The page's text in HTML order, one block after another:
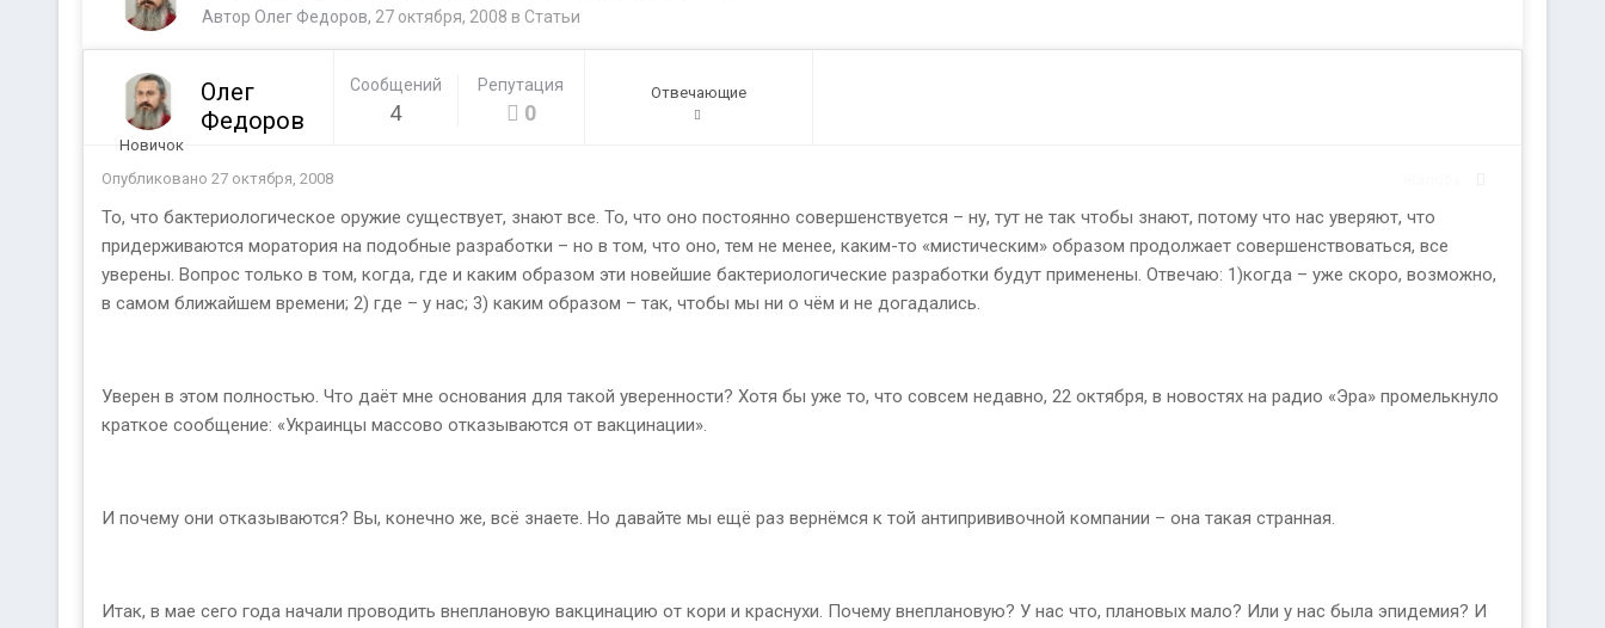
Автор Олег Федоров, 27 октября, 2008 в Статьи
Олег
Федоров
Новичок
Сообщений
4
Репутация
0
Отвечающие
Опубликовано 27 октября, 2008
То, что бактериологическое оружие существует, знают все. То, что оно постоянно совершенствуется – ну, тут не так чтобы знают, потому что нас уверяют, что
придерживаются моратория на подобные разработки – но в том, что оно, тем не менее, каким-то «мистическим» образом продолжает совершенствоваться, все
уверены. Вопрос только в том, когда, где и каким образом эти новейшие бактериологические разработки будут применены. Отвечаю: 1)когда – уже скоро, возможно,
в самом ближайшем времени; 2) где – у нас; 3) каким образом – так, чтобы мы ни о чём и не догадались.
Уверен в этом полностью. Что даёт мне основания для такой уверенности? Хотя бы уже то, что совсем недавно, 22 октября, в новостях на радио «Эра» промелькнуло
краткое сообщение: «Украинцы массово отказываются от вакцинации».
И почему они отказываются? Вы, конечно же, всё знаете. Но давайте мы ещё раз вернёмся к той антипрививочной компании – она такая странная.
Итак, в мае сего года начали проводить внеплановую вакцинацию от кори и краснухи. Почему внеплановую? У нас что, плановых мало? Или у нас была эпидемия? И